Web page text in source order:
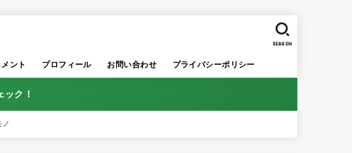
メント プロフィール お問い合わせ プライバシーポリシー
SEARCH
ク！
ノ